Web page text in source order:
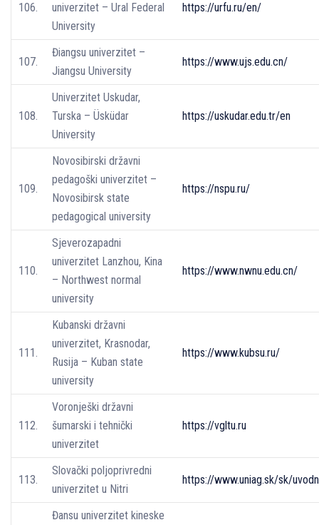
106.
univerzitet – Ural Federal
University
https://urfu.ru/en/
107.
Điangsu univerzitet –
Jiangsu University
https://www.ujs.edu.cn/
108.
Univerzitet Uskudar,
Turska – Üsküdar
University
https://uskudar.edu.tr/en
109.
Novosibirski državni
pedagoški univerzitet –
Novosibirsk state
pedagogical university
https://nspu.ru/
110.
Sjeverozapadni
univerzitet Lanzhou, Kina
– Northwest normal
university
https://www.nwnu.edu.cn/
111.
Kubanski državni
univerzitet, Krasnodar,
Rusija – Kuban state
university
https://www.kubsu.ru/
112.
Voronješki državni
šumarski i tehnički
univerzitet
https://vgltu.ru
113.
Slovački poljoprivredni
univerzitet u Nitri
https://www.uniag.sk/sk/
Đansu univerzitet kineske